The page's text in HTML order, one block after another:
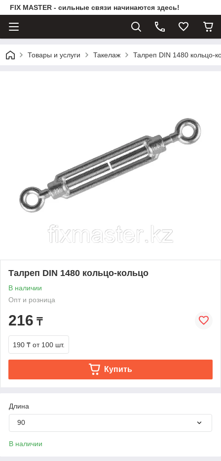
FIX MASTER - сильные связи начинаются здесь!
Товары и услуги Такелаж Талреп DIN 1480 кольцо-
Талреп DIN 1480 кольцо-кольцо
В наличии
Опт и розница
216 ₸
190 ₸ от 100 шт.
Купить
Длина
90
В наличии